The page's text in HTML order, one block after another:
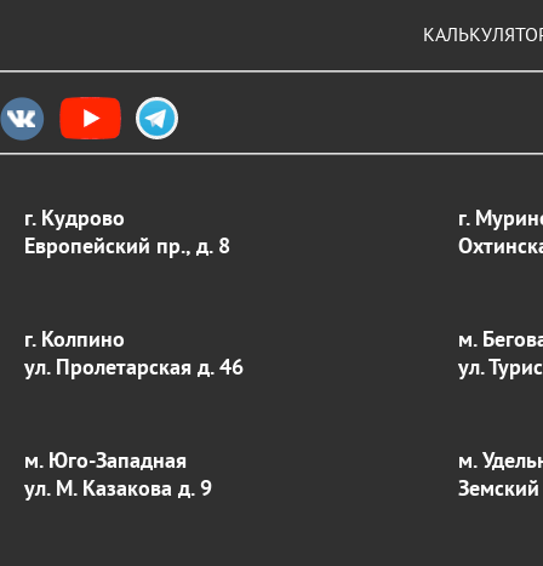
г. Кудрово
Европейский пр., д. 8
г.
г. Колпино
ул. Пролетарская д. 46
м.
ул.
м. Юго-Западная
ул. М. Казакова д. 9
м.